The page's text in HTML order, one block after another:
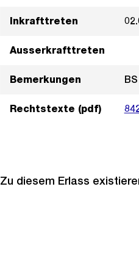
Inkrafttreten
Ausserkrafttreten
Bemerkungen
Rechtstexte (pdf)
Zu diesem Erlass